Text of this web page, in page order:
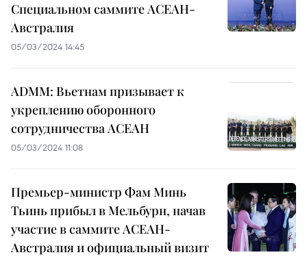
Специальном саммите АСЕАН-
Австралия
05/03/2024 14:45
ADMM: Вьетнам призывает к
укреплению оборонного
сотрудничества АСЕАН
05/03/2024 11:08
Премьер-министр Фам Минь
Тьинь прибыл в Мельбурн, начав
участие в саммите АСЕАН-
Австралия и официальный визит